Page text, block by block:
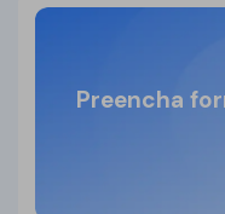
Preencha